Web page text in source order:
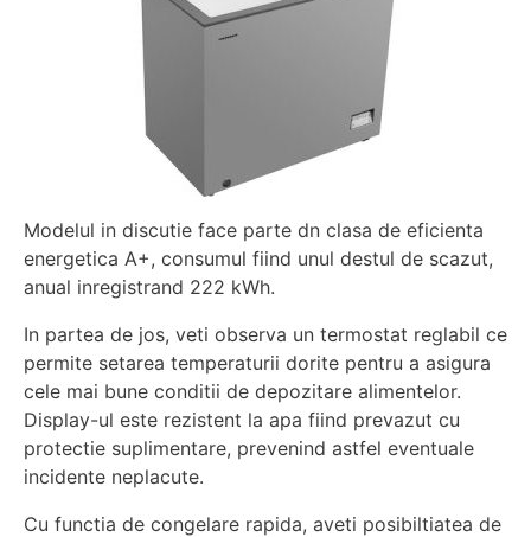
Modelul in discutie face parte dn clasa de eficienta
energetica A+, consumul fiind unul destul de scazut,
anual inregistrand 222 kWh.
In partea de jos, veti observa un termostat reglabil ce
permite setarea temperaturii dorite pentru a asigura
cele mai bune conditii de depozitare alimentelor.
Display-ul este rezistent la apa fiind prevazut cu
protectie suplimentare, prevenind astfel eventuale
incidente neplacute.
Cu functia de congelare rapida, aveti posibiltiatea de